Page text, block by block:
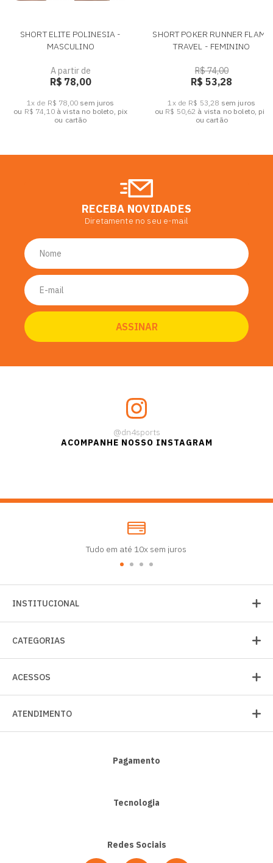
SHORT ELITE POLINESIA -
MASCULINO
A partir de
R$ 78,00
1x de R$ 78,00 sem juros
ou R$ 74,10à vista no boleto, pix
ou cartão
SHORT POKER RUNNER FLAME
TRAVEL - FEMININO
R$ 74,00
R$ 53,28
1x de R$ 53,28 sem juros
ou R$ 50,62 à vista no boleto, pix
ou cartão
RECEBA NOVIDADES
Diretamente no seu e-mail
@dn4sports
ACOMPANHE NOSSO INSTAGRAM
Tudo em até 10x sem juros
INSTITUCIONAL
CATEGORIAS
ACESSOS
ATENDIMENTO
Pagamento
Tecnologia
Redes Sociais